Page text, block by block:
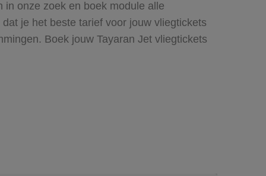
in onze zoek en boek module alle
je het beste tarief voor jouw vliegtickets
Boek jouw Tayaran Jet vliegtickets